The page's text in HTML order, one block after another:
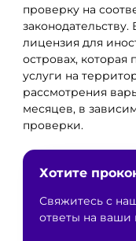
проверку на
лицензия для
островах, которая
услуги на
рассмотрения
месяцев, в
проверки.
Хотите
Свяжитесь с
ответы на ваши